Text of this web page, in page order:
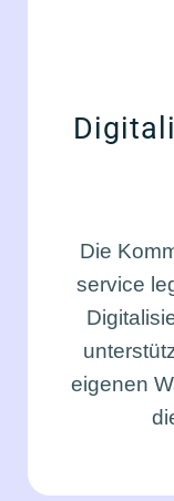
Die
ser­vice
eige­nen